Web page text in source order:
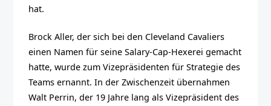
hat.
Brock Aller, der sich bei den Cleveland Cavaliers
einen Namen für seine Salary-Cap-Hexerei gemacht
hatte, wurde zum Vizepräsidenten für Strategie des
Teams ernannt. In der Zwischenzeit übernahmen
Walt Perrin, der 19 Jahre lang als Vizepräsident des